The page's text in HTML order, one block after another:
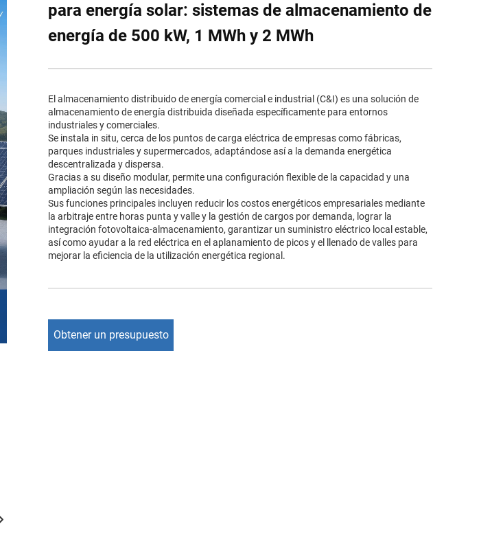
para energía solar: sistemas de almacenamiento de
energía de 500 kW, 1 MWh y 2 MWh
El almacenamiento distribuido de energía comercial e industrial (C&I) es una solución de
almacenamiento de energía distribuida diseñada específicamente para entornos
industriales y comerciales.
Se instala in situ, cerca de los puntos de carga eléctrica de empresas como fábricas,
parques industriales y supermercados, adaptándose así a la demanda energética
descentralizada y dispersa.
Gracias a su diseño modular, permite una configuración flexible de la capacidad y una
ampliación según las necesidades.
Sus funciones principales incluyen reducir los costos energéticos empresariales mediante
la arbitraje entre horas punta y valle y la gestión de cargos por demanda, lograr la
integración fotovoltaica-almacenamiento, garantizar un suministro eléctrico local estable,
así como ayudar a la red eléctrica en el aplanamiento de picos y el llenado de valles para
mejorar la eficiencia de la utilización energética regional.
Obtener un presupuesto